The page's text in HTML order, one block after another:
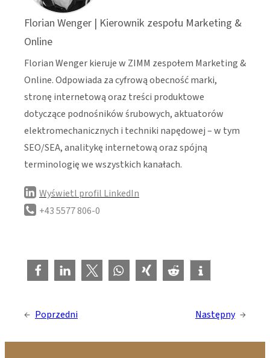
Florian Wenger | Kierownik zespołu Marketing &
Online
Florian Wenger kieruje w ZIMM zespołem Marketing &
Online. Odpowiada za cyfrową obecność marki,
stronę internetową oraz treści produktowe
dotyczące podnośników śrubowych, aktuatorów
elektromechanicznych i techniki napędowej – w tym
SEO/SEA, analitykę internetową oraz spójną
terminologię we wszystkich kanałach.
Wyświetl profil LinkedIn
+43 5577 806-0
← Poprzedni Następny →